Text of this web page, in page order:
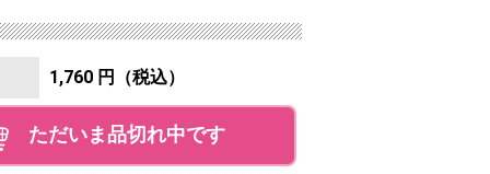
1,760 円（税込）
ただいま品切れ中です